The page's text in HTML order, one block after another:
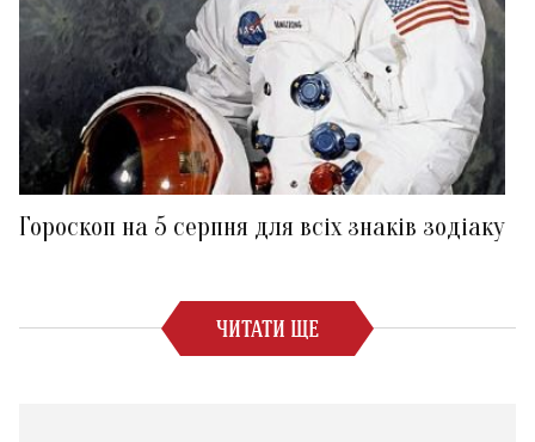
Гороскоп на 5 серпня для всіх знаків зодіаку
ЧИТАТИ ЩЕ